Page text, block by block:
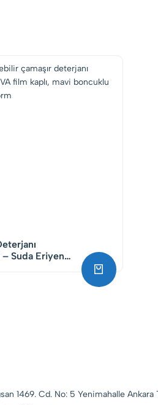
Suda Eriyen
1469. Cd. No: 5 Yenimahalle Ankara